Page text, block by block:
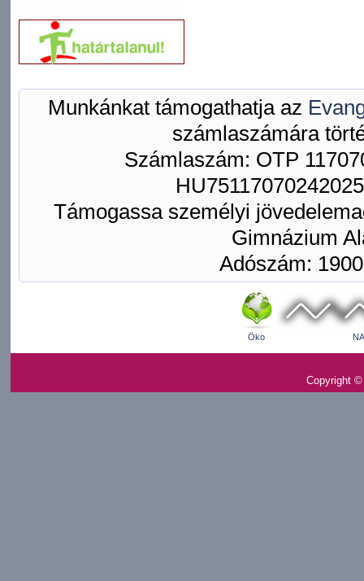
Munkánkat támogathatja az
számlaszámára
Számlaszám: OTP
Támogassa személyi
Gimnázium
Adószám:
Öko
Copyright